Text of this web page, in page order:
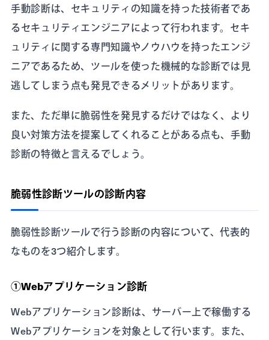
手動診断は、セキュリティの知識を持った技術者であ
るセキュリティエンジニアによって行われます。セキ
ュリティに関する専門知識やノウハウを持ったエンジ
ニアであるため、ツールを使った機械的な診断では見
逃してしまう点も発見できるメリットがあります。
また、ただ単に脆弱性を発見するだけではなく、より
良い対策方法を提案してくれることがある点も、手動
診断の特徴と言えるでしょう。
脆弱性診断ツールの診断内容
脆弱性診断ツールで行う診断の内容について、代表的
なものを3つ紹介します。
①Webアプリケーション診断
Webアプリケーション診断は、サーバー上で稼働する
Webアプリケーションを対象として行います。また、